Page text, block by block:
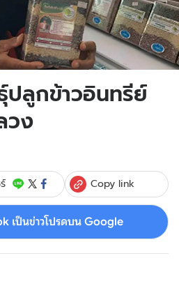
ปลูกข้าวอินทรีย์
วง
Copy link
เป็นข่าวโปรดบน Google